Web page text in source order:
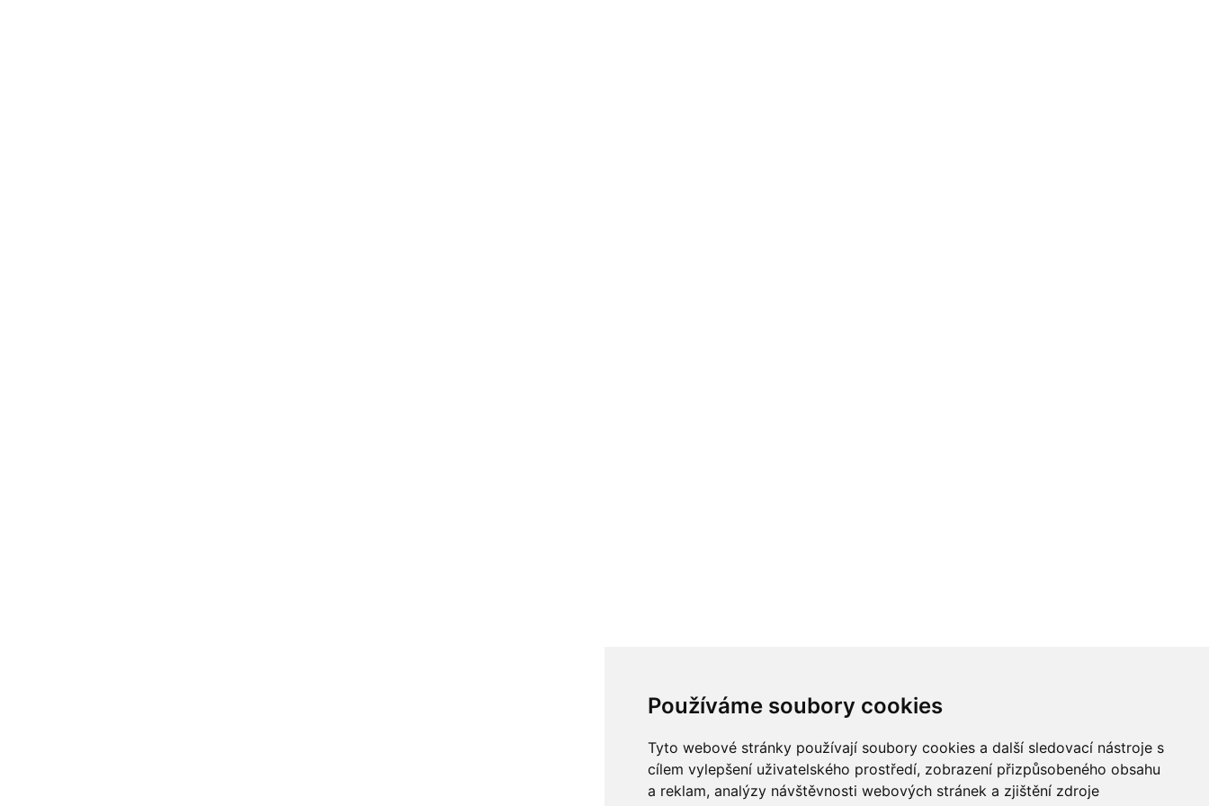
Používáme soubory cookies
Tyto webové stránky používají soubory cookies a další sledovací nástroje s
cílem vylepšení uživatelského prostředí, zobrazení přizpůsobeného obsahu
a reklam, analýzy návštěvnosti webových stránek a zjištění zdroje